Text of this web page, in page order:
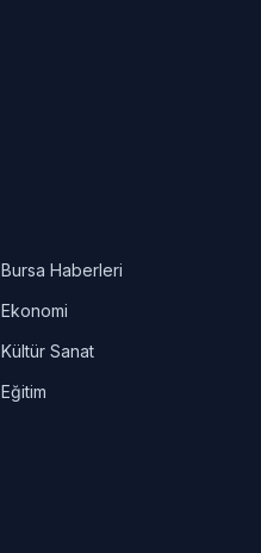
Bursa Haberleri
Ekonomi
Kültür Sanat
Eğitim